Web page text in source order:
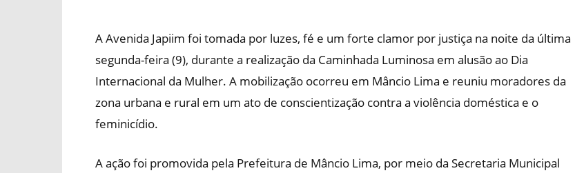
A Avenida Japiim foi tomada por luzes, fé e um forte clamor por justiça na noite da última
segunda-feira (9), durante a realização da Caminhada Luminosa em alusão ao Dia
Internacional da Mulher. A mobilização ocorreu em Mâncio Lima e reuniu moradores da
zona urbana e rural em um ato de conscientização contra a violência doméstica e o
feminicídio.
A ação foi promovida pela Prefeitura de Mâncio Lima, por meio da Secretaria Municipal